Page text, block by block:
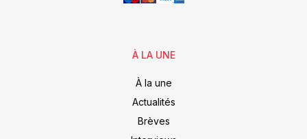
À LA UNE
À la une
Actualités
Brèves